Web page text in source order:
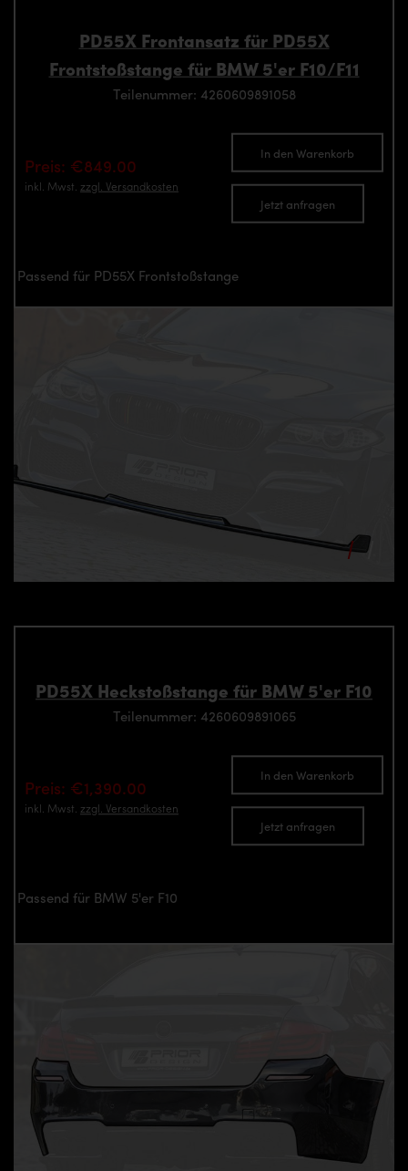
PD55X Frontansatz für PD55X
Frontstoßstange für BMW 5'er F10/F11
Teilenummer: 4260609891058
Preis: €849.00
inkl. Mwst. zzgl. Versandkosten
In den Warenkorb
Jetzt anfragen
Passend für PD55X Frontstoßstange
PD55X Heckstoßstange für BMW 5'er F10
Teilenummer: 4260609891065
Preis: €1,390.00
inkl. Mwst. zzgl. Versandkosten
In den Warenkorb
Jetzt anfragen
Passend für BMW 5'er F10